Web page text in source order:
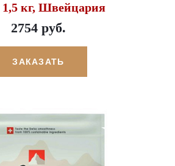
1,5 кг, Швейцария
2754 руб.
ЗАКАЗАТЬ